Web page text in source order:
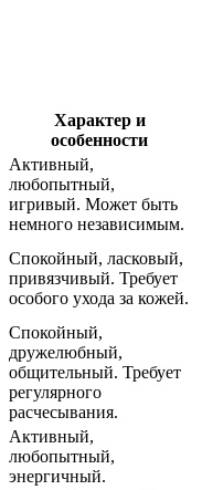
Характер и
особенности
Активный,
любопытный,
игривый. Может быть
немного независимым.
Спокойный, ласковый,
привязчивый. Требует
особого ухода за кожей.
Спокойный,
дружелюбный,
общительный. Требует
регулярного
расчесывания.
Активный,
любопытный,
энергичный.